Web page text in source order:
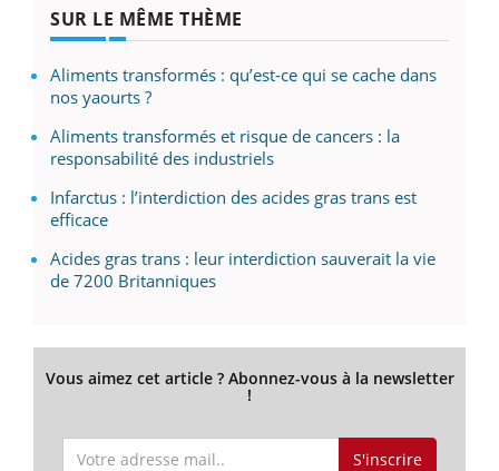
SUR LE MÊME THÈME
Aliments transformés : qu’est-ce qui se cache dans
nos yaourts ?
Aliments transformés et risque de cancers : la
responsabilité des industriels
Infarctus : l’interdiction des acides gras trans est
efficace
Acides gras trans : leur interdiction sauverait la vie
de 7200 Britanniques
Vous aimez cet article ? Abonnez-vous à la newsletter
!
S'inscrire